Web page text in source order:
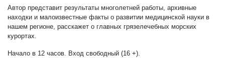
Автор представит результаты многолетней работы, архивные
находки и малоизвестные факты о развитии медицинской науки в
нашем регионе, расскажет о главных грязелечебных морских
курортах.
Начало в 12 часов. Вход свободный (16 +).